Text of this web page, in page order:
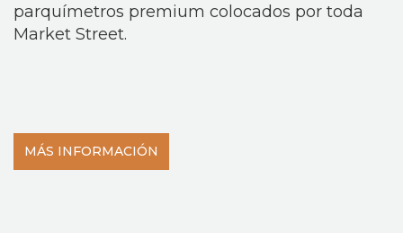
parquímetros premium colocados por toda
Market Street.
MÁS INFORMACIÓN